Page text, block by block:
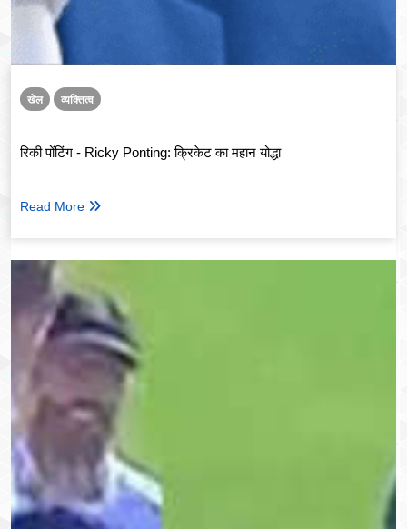
खेल व्यक्तित्व
रिकी पोंटिंग - Ricky Ponting: क्रिकेट का महान योद्धा
Read More